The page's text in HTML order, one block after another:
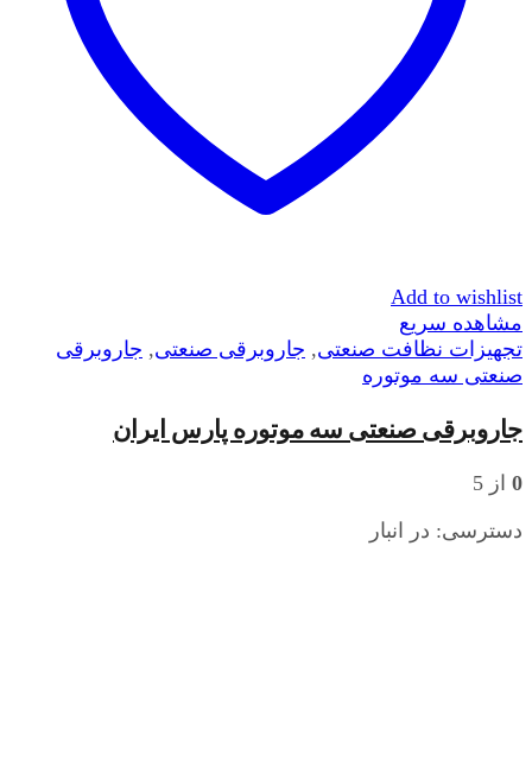
Add to wishlist
مشاهده سریع
تجهیزات نظافت صنعتی, جاروبرقی صنعتی, جاروبرقی
صنعتی سه موتوره
جاروبرقی صنعتی سه موتوره پارس ایران
0 از 5
دسترسی: در انبار